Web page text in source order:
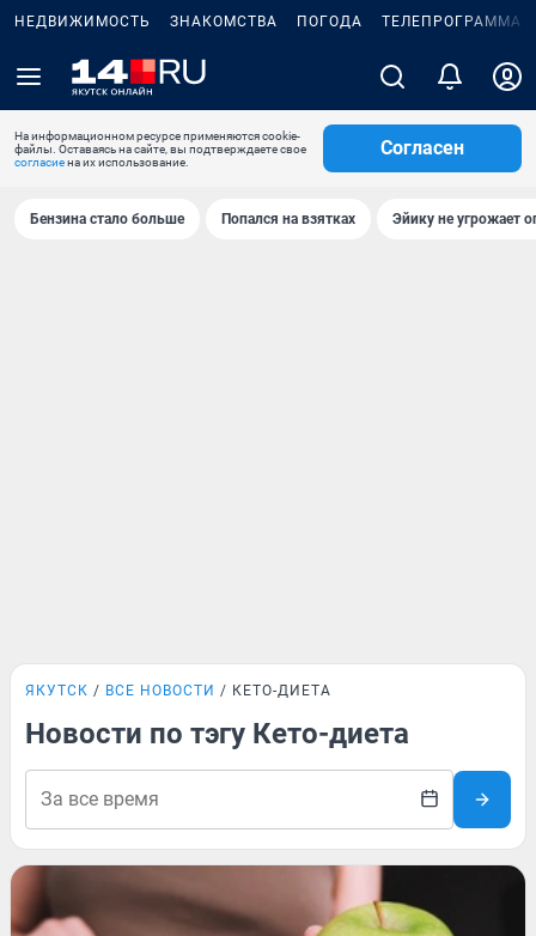
НЕДВИЖИМОСТЬ ЗНАКОМСТВА ПОГОДА ТЕЛЕПРОГРАММА
На информационном ресурсе применяются cookie-
файлы. Оставаясь на сайте, вы подтверждаете свое
согласиена их использование.
Согласен
Бензина стало больше Попался на взятках Эйику не угрожает
ЯКУТСК ВСЕ НОВОСТИ КЕТО-ДИЕТА
Новости по тэгу Кето-диета